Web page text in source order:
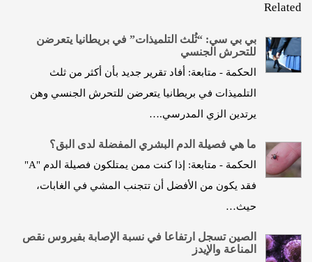
Related
بي بي سي: “ثُلث التلميذات” في بريطانيا يتعرضن
للتحرش الجنسي
الحكمة - متابعة: أفاد تقرير جديد بأن أكثر من ثلث
التلميذات في بريطانيا يتعرضن للتحرش الجنسي وهن
يرتدين الزي المدرسي.…
ما هي فصيلة الدم البشري المفضلة لدى البق؟
الحكمة - متابعة: إذا كنت ممن يمتلكون فصيلة الدم "A"
فقد يكون من الأفضل أن تتجنب المشي في الغابات،
حيث…
الصين تسجل ارتفاعا في نسبة الإصابة بفيروس نقص
المناعة والإيدز